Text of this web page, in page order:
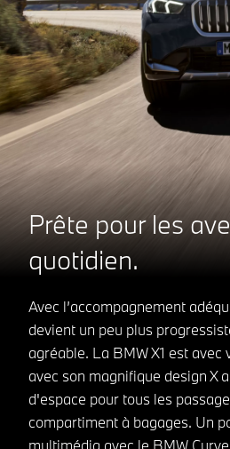
Prête pour les
quotidien.
Avec l’accompagnement
devient un peu plus
agréable. La BMW X1 est avec
avec son magnifique design X
d'espace pour tous les
compartiment à bagages. Un